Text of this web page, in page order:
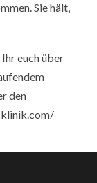
Sie hält,
euch über
den